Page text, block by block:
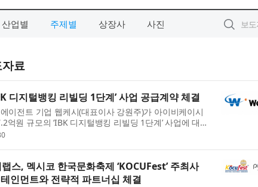
산업별 주제별 상장사 사진
료
디지털뱅킹 리빌딩 1단계’ 사업 공급계약 체결
이전트 기업 웹케시(대표이사 강원주)가 아이비케이시
억원 규모의 ‘IBK 디지털뱅킹 리빌딩 1단계’ 사업에 대한
결했다고 22일 밝혔다. 이번 사업은 IBK기업은행의 디지
스, 멕시코 한국문화축제 ‘KOCUFest’ 주최사
인먼트와 전략적 파트너십 체결